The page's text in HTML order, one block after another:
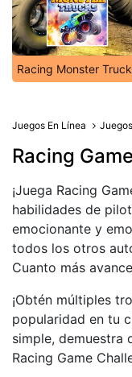
Racing Monster
Juegos En Línea
Racing
¡Juega Racing
habilidades de
emocionante y
todos los otros
Cuanto más
¡Obtén múltiples
popularidad en tu
simple, demuestra
Racing Game